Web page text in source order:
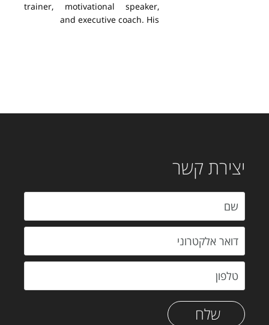
trainer, motivational speaker,
and executive coach. His
יצירת קשר
שלח